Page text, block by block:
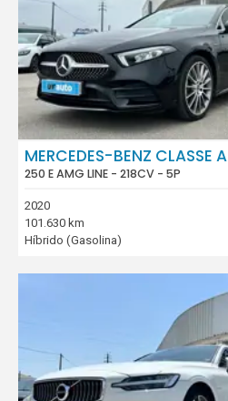
MERCEDES-BENZ CLASSE A
250 E AMG LINE - 218CV - 5P
2020
101.630 km
Híbrido (Gasolina)